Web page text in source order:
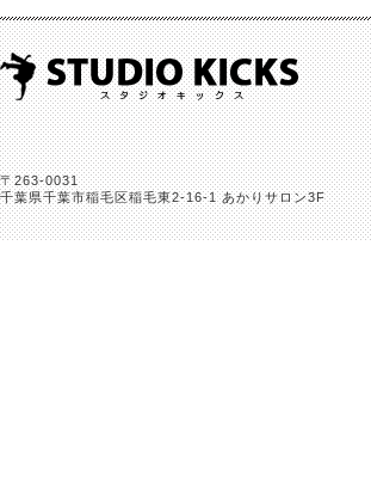
〒263-0031
千葉県千葉市稲毛区稲毛東2-16-1 あかりサロン3F